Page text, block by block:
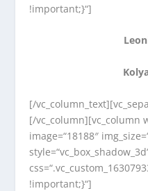
!important;}“]
[/
[/vc_column][vc_column
image=“18188″
!important;}“]